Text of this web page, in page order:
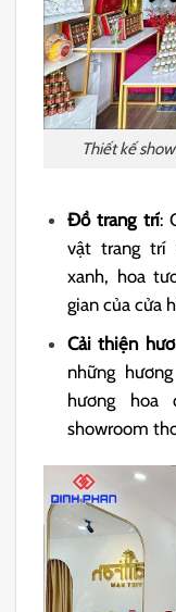
Thiết kế
Đồ trang trí:
vật trang trí
xanh, hoa
gian của cửa
Cải thiện
những
hương hoa
showroom